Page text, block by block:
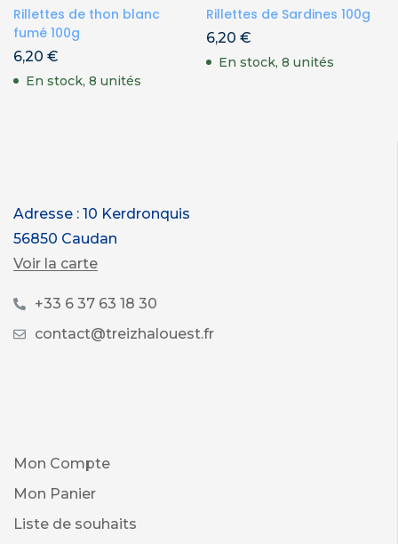
Rillettes de thon blanc
fumé 100g
6,20 €
En stock, 8 unités
Rillettes de Sardines 100g
6,20 €
En stock, 8 unités
Adresse : 10 Kerdronquis
56850 Caudan
Voir la carte
+33 6 37 63 18 30
contact@treizhalouest.fr
Mon Compte
Mon Panier
Liste de souhaits